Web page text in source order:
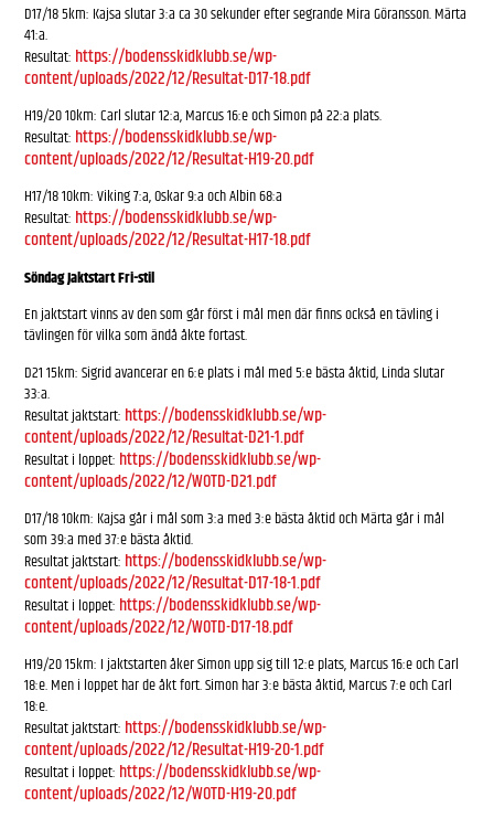
D17/18 5km: Kajsa slutar 3:a ca 30 sekunder efter segrande Mira Göransson. Märta
41:a.
Resultat: https://bodensskidklubb.se/wp-
content/uploads/2022/12/Resultat-D17-18.pdf
H19/20 10km: Carl slutar 12:a, Marcus 16:e och Simon på 22:a plats.
Resultat: https://bodensskidklubb.se/wp-
content/uploads/2022/12/Resultat-H19-20.pdf
H17/18 10km: Viking 7:a, Oskar 9:a och Albin 68:a
Resultat: https://bodensskidklubb.se/wp-
content/uploads/2022/12/Resultat-H17-18.pdf
Söndag Jaktstart Fri-stil
En jaktstart vinns av den som går först i mål men där finns också en tävling i
tävlingen för vilka som ändå åkte fortast.
D21 15km: Sigrid avancerar en 6:e plats i mål med 5:e bästa åktid, Linda slutar
33:a.
Resultat jaktstart: https://bodensskidklubb.se/wp-
content/uploads/2022/12/Resultat-D21-1.pdf
Resultat i loppet: https://bodensskidklubb.se/wp-
content/uploads/2022/12/WOTD-D21.pdf
D17/18 10km: Kajsa går i mål som 3:a med 3:e bästa åktid och Märta går i mål
som 39:a med 37:e bästa åktid.
Resultat jaktstart: https://bodensskidklubb.se/wp-
content/uploads/2022/12/Resultat-D17-18-1.pdf
Resultat i loppet: https://bodensskidklubb.se/wp-
content/uploads/2022/12/WOTD-D17-18.pdf
H19/20 15km: I jaktstarten åker Simon upp sig till 12:e plats, Marcus 16:e och Carl
18:e. Men i loppet har de åkt fort. Simon har 3:e bästa åktid, Marcus 7:e och Carl
18:e.
Resultat jaktstart: https://bodensskidklubb.se/wp-
content/uploads/2022/12/Resultat-H19-20-1.pdf
Resultat i loppet: https://bodensskidklubb.se/wp-
content/uploads/2022/12/WOTD-H19-20.pdf